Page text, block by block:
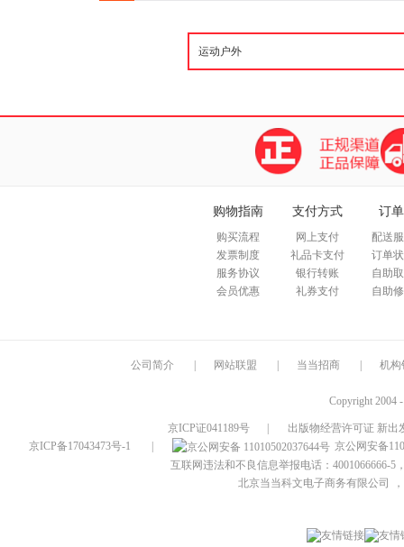
购物指南
购买流程
发票制度
服务协议
会员优惠
支付方式
网上支付
礼品卡支付
银行转账
礼券支付
订
配送
订单
自助
自助
公司简介 网站联盟 当当招商 机构
Copyright 2004
京ICP证041189号
出版物经营许可证 新出
京ICP备17043473号-1
京公网安备
互联网违法和不良信息举报电话：4001066666-5
北京当当科文电子商务有限公司